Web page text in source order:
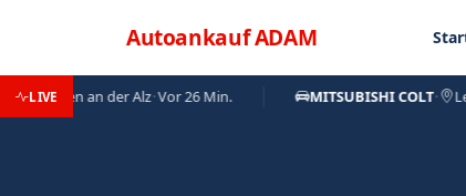
AutoankaufADAM Menü
LIVEan der Alz·Vor 26 Min. MITSUBISHI COLT·